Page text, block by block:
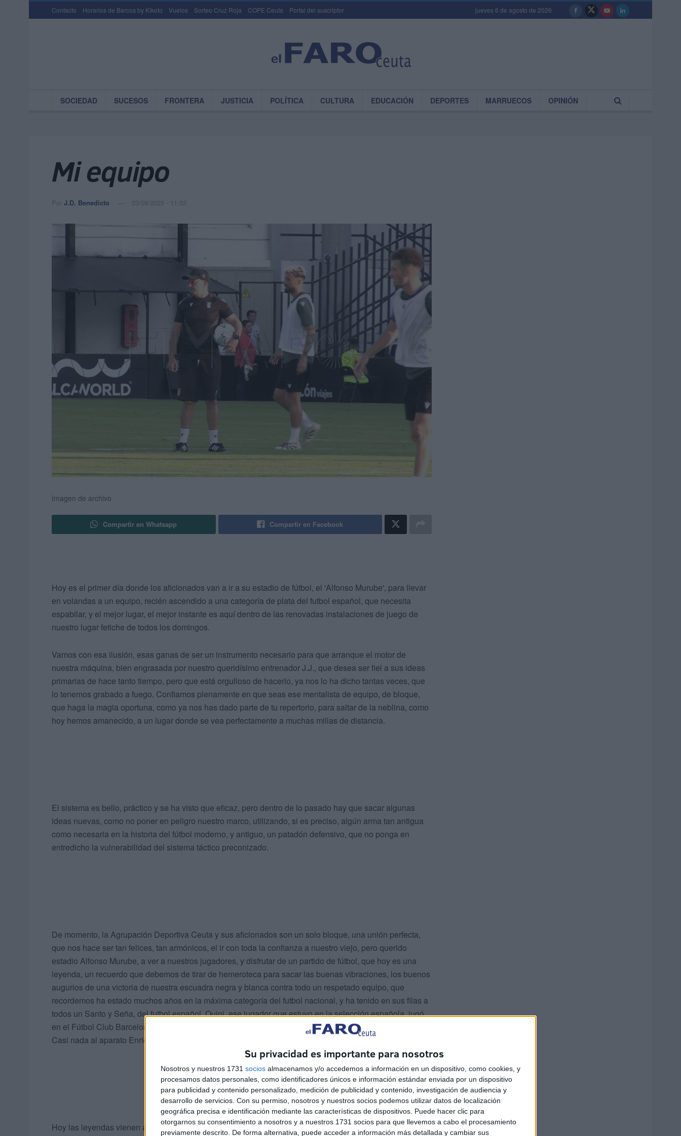
Su privacidad es importante para nosotros
Nosotros y nuestros 1731 socios almacenamos y/o accedemos a información en un dispositivo, como cookies, y
procesamos datos personales, como identificadores únicos e información estándar enviada por un dispositivo
para publicidad y contenido personalizado, medición de publicidad y contenido, investigación de audiencia y
desarrollo de servicios. Con su permiso, nosotros y nuestros socios podemos utilizar datos de localización
geográfica precisa e identificación mediante las características de dispositivos. Puede hacer clic para
otorgarnos su consentimiento a nosotros y a nuestros 1731 socios para que llevemos a cabo el procesamiento
previamente descrito. De forma alternativa, puede acceder a información más detallada y cambiar sus
Contacto Horarios de Barcos by Kikoto Vuelos Sorteo Cruz Roja COPE Ceuta Portal del suscriptor jueves 6 de agosto de 2026
SOCIEDAD SUCESOS FRONTERA JUSTICIA POLÍTICA CULTURA EDUCACIÓN DEPORTES MARRUECOS OPINIÓN
Mi equipo
Por J.D. Benedicto 23/08/2025 - 11:02
Imagen de archivo
Compartir en Whatsapp Compartir en Facebook
Hoy es el primer día donde los aficionados van a ir a su estadio de fútbol, el 'Alfonso Murube', para llevar
en volandas a un equipo, recién ascendido a una categoría de plata del futbol español, que necesita
espabilar, y el mejor lugar, el mejor instante es aquí dentro de las renovadas instalaciones de juego de
nuestro lugar fetiche de todos los domingos.
Vamos con esa ilusión, esas ganas de ser un instrumento necesario para que arranque el motor de
nuestra máquina, bien engrasada por nuestro queridísimo entrenador J.J., que desea ser fiel a sus ideas
primarias de hace tanto tiempo, pero que está orgulloso de hacerlo, ya nos lo ha dicho tantas veces, que
lo tenemos grabado a fuego. Confiamos plenamente en que seas ese mentalista de equipo, de bloque,
que haga la magia oportuna, como ya nos has dado parte de tu repertorio, para saltar de la neblina, como
hoy hemos amanecido, a un lugar donde se vea perfectamente a muchas millas de distancia.
El sistema es bello, práctico y se ha visto que eficaz, pero dentro de lo pasado hay que sacar algunas
ideas nuevas, como no poner en peligro nuestro marco, utilizando, si es preciso, algún arma tan antigua
como necesaria en la historia del fútbol moderno, y antiguo, un patadón defensivo, que no ponga en
entredicho la vulnerabilidad del sistema táctico preconizado.
De momento, la Agrupación Deportiva Ceuta y sus aficionados son un solo bloque, una unión perfecta,
que nos hace ser tan felices, tan armónicos, el ir con toda la confianza a nuestro viejo, pero querido
estadio Alfonso Murube, a ver a nuestros jugadores, y disfrutar de un partido de fútbol, que hoy es una
leyenda, un recuerdo que debemos de tirar de hemeroteca para sacar las buenas vibraciones, los buenos
augurios de una victoria de nuestra escuadra negra y blanca contra todo un respetado equipo, que
recordemos ha estado muchos años en la máxima categoría del futbol nacional, y ha tenido en sus filas a
todos un Santo y Seña, del futbol español, Quini, ese jugador que estuvo en la selección española, jugó
en el Fútbol Club Barcelona, y que fue secuestrado por unos aprovechados de la época de los pistoleros.
Casi nada al aparato Enrique Castro "Quini".
Hoy las leyendas vienen a sentarse junto a nosotros, para estar junto a nosotros, para darnos ese calor,